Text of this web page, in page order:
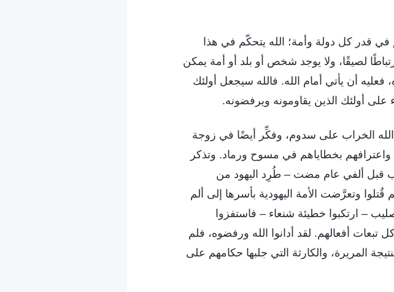
قدر كل دولة وأمة؛ الله يتحكّم في هذا
لصيقًا، ولا يوجد شخص أو بلد أو أمة يمكن
أن يأتي أمام الله. فالله سيجعل أولئك
على أولئك الذين يقاومونه ويرفضونه.
الخراب على سدوم، وفكِّر أيضًا في زوجة
بخطاياهم في مسوح ورماد. وتذكر
قبل ألفي عام مضت – طُرِد اليهود من
قُتلوا وتعرَّضت الأمة اليهودية بأسرها إلى ألم
– ارتكبوا خطيئة شنعاء – فاستفزوا
أفعالهم. لقد أدانوا الله ورفضوه، فلم
المريرة، والكارثة التي جلبها حكامهم على